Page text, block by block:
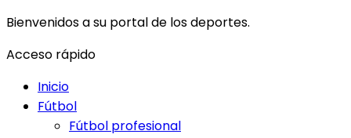
Bienvenidos a su portal de los deportes.
Acceso rápido
Inicio
Fútbol
Fútbol profesional